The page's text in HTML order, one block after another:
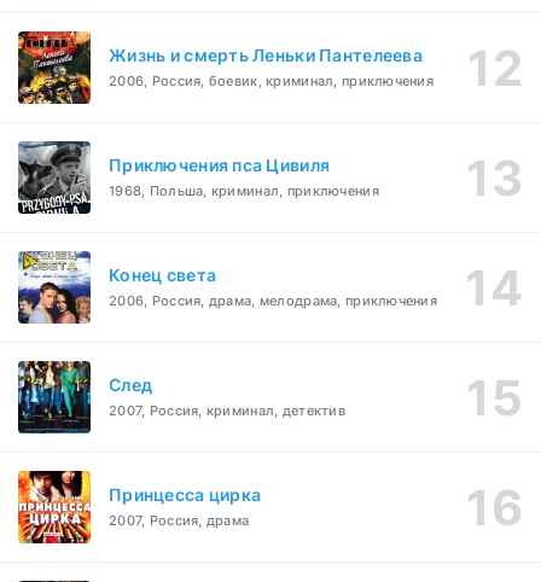
Жизнь и смерть Леньки Пантелеева
2006, Россия, боевик, криминал, приключения
Приключения пса Цивиля
1968, Польша, криминал, приключения
Конец света
2006, Россия, драма, мелодрама, приключения
След
2007, Россия, криминал, детектив
Принцесса цирка
2007, Россия, драма